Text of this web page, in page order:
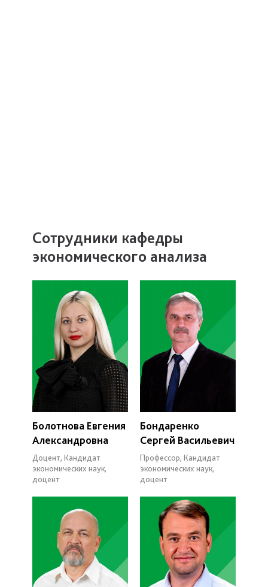
Сотрудники кафедры
экономического анализа
Болотнова Евгения
Александровна
Доцент, Кандидат
экономических наук,
доцент
Бондаренко
Сергей Васильевич
Профессор, Кандидат
экономических наук,
доцент